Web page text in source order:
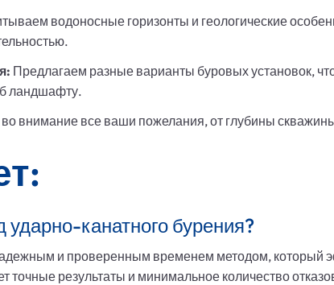
водоносные горизонты и геологические
Предлагаем разные варианты буровых установок,
ландшафту.
внимание все ваши пожелания, от глубины
канатного бурения?
и проверенным временем методом, который
точные результаты и минимальное количество